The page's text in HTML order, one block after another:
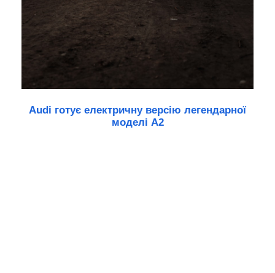
Audi готує електричну версію легендарної
моделі A2